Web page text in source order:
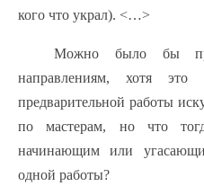
кого что украл). <…>
Можно было бы
направлениям, хотя это
предварительной работы
по мастерам, но что
начинающим или
одной работы?